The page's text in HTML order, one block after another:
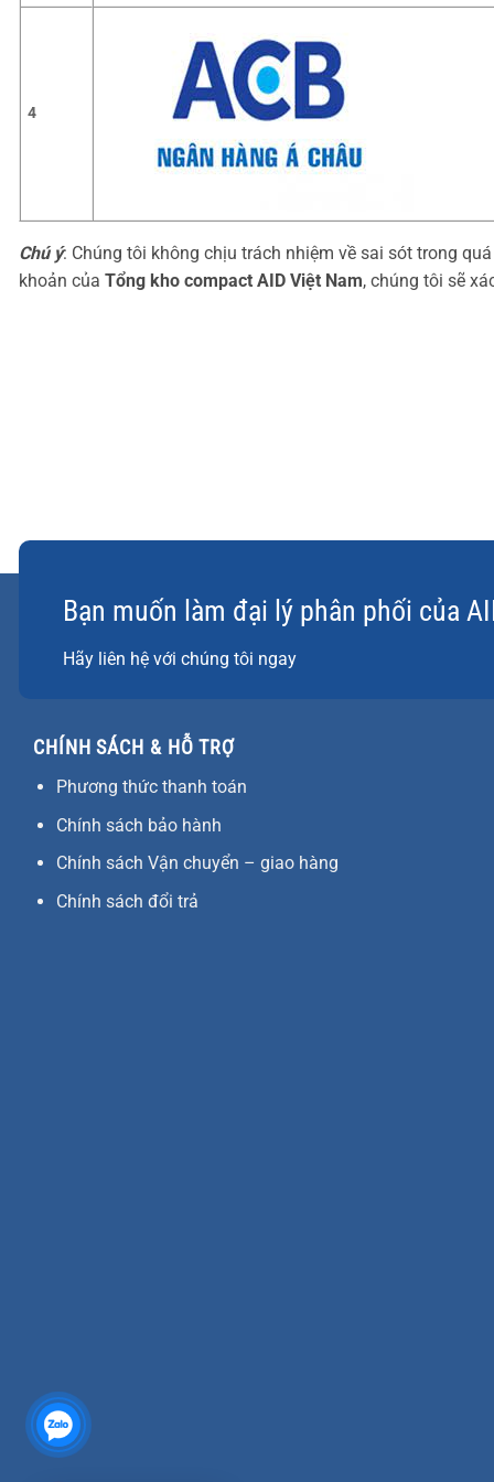
4
Chú ý: Chúng tôi không chịu trách nhiệm về sai sót trong
khoản của Tổng kho compact AID Việt Nam, chúng tôi sẽ
Bạn muốn làm đại lý phân phối của
Hãy liên hệ với chúng tôi ngay
CHÍNH SÁCH & HỖ TRỢ
Phương thức thanh toán
Chính sách bảo hành
Chính sách Vận chuyển – giao hàng
Chính sách đổi trả